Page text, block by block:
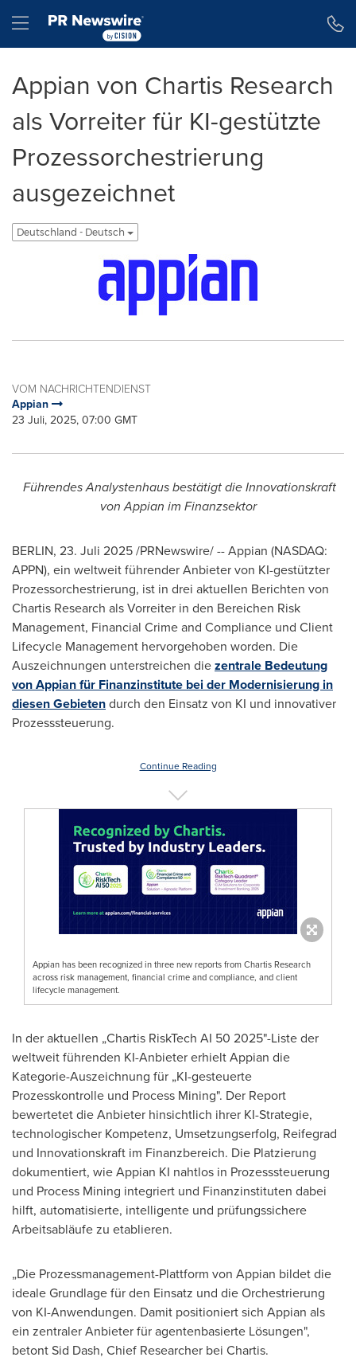
Hamburger menu
Appian von Chartis Research
als Vorreiter für KI-gestützte
Prozessorchestrierung
ausgezeichnet
Deutschland - Deutsch
VOM NACHRICHTENDIENST
Appian
23 Juli, 2025, 07:00 GMT
Führendes Analystenhaus bestätigt die Innovationskraft
von Appian im Finanzsektor
BERLIN, 23. Juli 2025/PRNewswire/ -- Appian (NASDAQ:
APPN), ein weltweit führender Anbieter von KI-gestützter
Prozessorchestrierung, ist in drei aktuellen Berichten von
Chartis Research als Vorreiter in den Bereichen Risk
Management, Financial Crime and Compliance und Client
Lifecycle Management hervorgehoben worden. Die
Auszeichnungen unterstreichen diezentrale Bedeutung
von Appian für Finanzinstitute bei der Modernisierung in
diesen Gebietendurch den Einsatz von KI und innovativer
Prozesssteuerung.
Continue Reading
Appian has been recognized in three new reports from Chartis Research
across risk management, financial crime and compliance, and client
lifecycle management.
In der aktuellen „Chartis RiskTech AI 50 2025"-Liste der
weltweit führenden KI-Anbieter erhielt Appian die
Kategorie-Auszeichnung für „KI-gesteuerte
Prozesskontrolle und Process Mining". Der Report
bewertetet die Anbieter hinsichtlich ihrer KI-Strategie,
technologischer Kompetenz, Umsetzungserfolg, Reifegrad
und Innovationskraft im Finanzbereich. Die Platzierung
dokumentiert, wie Appian KI nahtlos in Prozesssteuerung
und Process Mining integriert und Finanzinstituten dabei
hilft, automatisierte, intelligente und prüfungssichere
Arbeitsabläufe zu etablieren.
„Die Prozessmanagement-Plattform von Appian bildet die
ideale Grundlage für den Einsatz und die Orchestrierung
von KI-Anwendungen. Damit positioniert sich Appian als
ein zentraler Anbieter für agentenbasierte Lösungen",
betontSid Dash, Chief Researcher bei Chartis.